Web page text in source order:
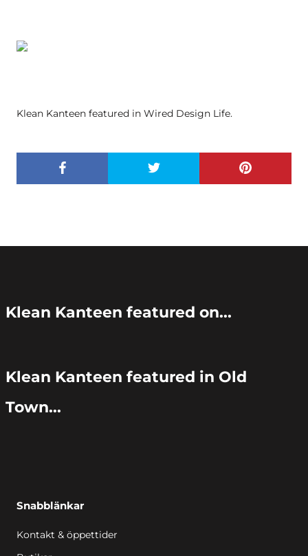
Klean Kanteen featured in Wired Design Life.
Klean Kanteen featured on...
Klean Kanteen featured in Old
Town...
Snabblänkar
Kontakt & öppettider